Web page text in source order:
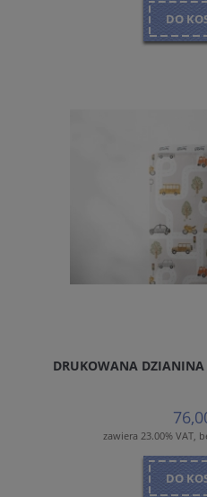
DO
DRUKOWANA DZIANINA
zawiera 23.00% VAT,
DO